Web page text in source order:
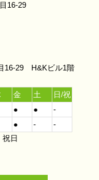
16-29
16-29 H&Kビル1階
金 土
日/祝
● ●
-
● -
-
日